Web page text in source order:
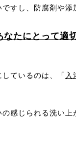
すし、防腐剤や添
たにとって適
しているのは、「 入
感じられる洗い上